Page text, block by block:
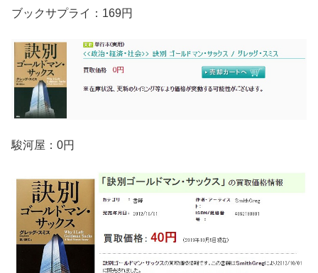
ブックサプライ：169円
駿河屋：0円